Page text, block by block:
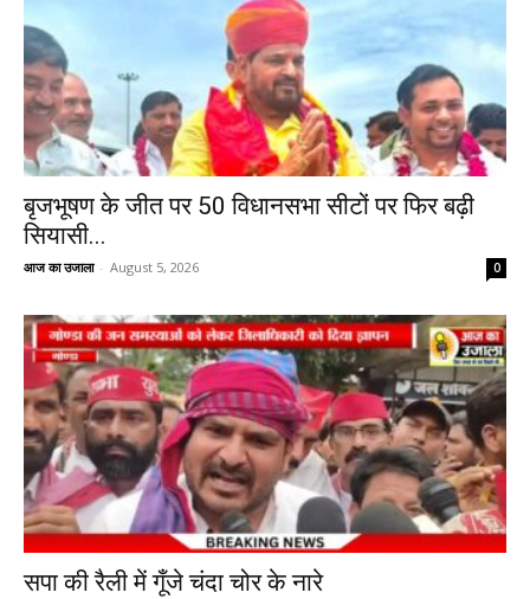
बृजभूषण के जीत पर 50 विधानसभा सीटों पर फिर बढ़ी
सियासी...
आज का उजाला - August 5, 2026 0
सपा की रैली में गूँजे चंदा चोर के नारे